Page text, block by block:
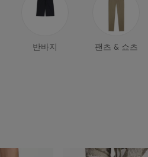
반바지 팬츠 & 쇼츠